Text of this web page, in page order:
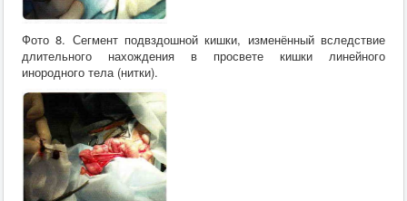
Фото 8. Сегмент подвздошной кишки, изменённый вследствие
длительного нахождения в просвете кишки линейного
инородного тела (нитки).